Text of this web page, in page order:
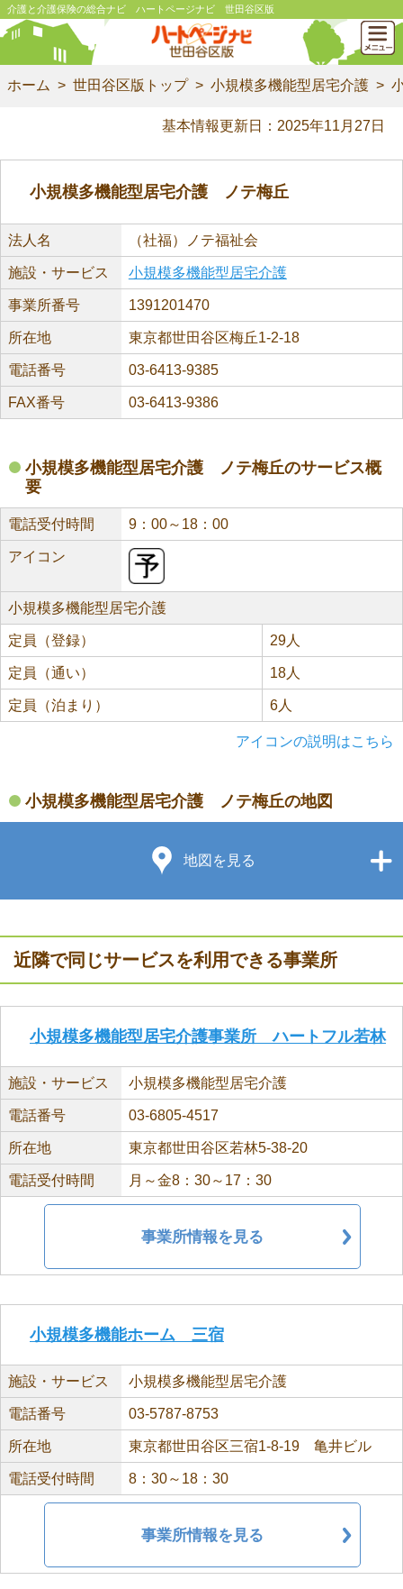
介護と介護保険の総合ナビ ハートページナビ 世田谷区版
ホーム 世田谷区版トップ 小規模多機能型居宅介護
基本情報更新日：2025年11月27日
小規模多機能型居宅介護 ノテ梅丘
法人名 （社福）ノテ福祉会
施設・サービス 小規模多機能型居宅介護
事業所番号 1391201470
所在地 東京都世田谷区梅丘1-2-18
電話番号 03-6413-9385
FAX番号 03-6413-9386
小規模多機能型居宅介護 ノテ梅丘のサービス概
要
電話受付時間 9：00～18：00
アイコン
小規模多機能型居宅介護
定員（登録） 29人
定員（通い） 18人
定員（泊まり） 6人
アイコンの説明はこちら
小規模多機能型居宅介護 ノテ梅丘の地図
地図を見る
近隣で同じサービスを利用できる事業所
小規模多機能型居宅介護事業所 ハートフル若林
施設・サービス 小規模多機能型居宅介護
電話番号 03-6805-4517
所在地 東京都世田谷区若林5-38-20
電話受付時間 月～金8：30～17：30
事業所情報を見る
小規模多機能ホーム 三宿
施設・サービス 小規模多機能型居宅介護
電話番号 03-5787-8753
所在地 東京都世田谷区三宿1-8-19 亀井ビル
電話受付時間 8：30～18：30
事業所情報を見る